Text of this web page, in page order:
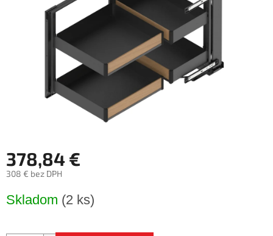
378,84 €
308 € bez DPH
cena:
Skladom (2 ks)